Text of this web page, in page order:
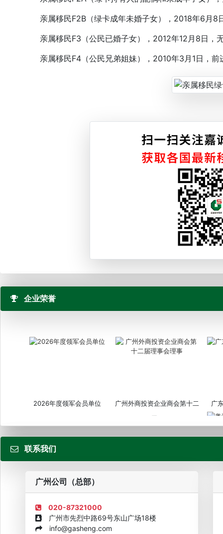
亲属移民F2B（绿卡成年未婚子女），2018年6月8
亲属移民F3（公民已婚子女），2012年12月8日，
亲属移民F4（公民兄弟姐妹），2010年3月1日，前
企业荣誉
2026年度领军会员单位
广州外商投资企业商会第十二
届...
广
联系我们
广州公司（总部）
020-87321000
广州市先烈中路69号东山广场18楼
info@gasheng.com